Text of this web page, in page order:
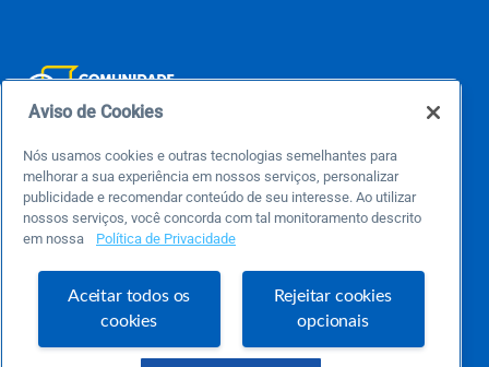
Este é um blog colaborativo.
O Sebrae não se responsabiliza pelo conteúdo publicado por terceiros.
Uma das maiores Comunidades de Empreendedorismo do Brasil, a Comunidade
Sebrae foi criada para entregar conteúdos em diversos formatos, inovadores,
pertinentes e temas específicos que se conecte com a realidade da sua empresa.
E claro, conte sempre com o Sebrae/PR, em todos os momentos de sua vida
Precisa de ajuda?
Aviso de Cookies
Nós usamos cookies e outras tecnologias semelhantes para
melhorar a sua experiência em nossos serviços, personalizar
publicidade e recomendar conteúdo de seu interesse. Ao utilizar
nossos serviços, você concorda com tal monitoramento descrito
em nossa
Política de Privacidade
Aceitar todos os
cookies
Rejeitar cookies
opcionais